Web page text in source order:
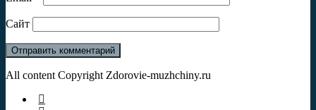
Сайт
All content Copyright Zdorovie-muzhchiny.ru